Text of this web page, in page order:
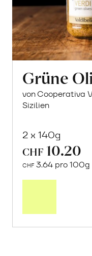
Grüne
von Cooperativa
Sizilien
2 x 140g
CHF 10.20
CHF 3.64 pro 100g